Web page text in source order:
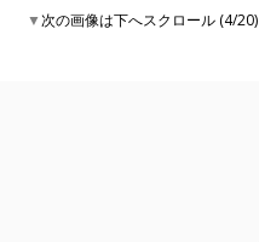
▼次の画像は下へスクロール (4/20)